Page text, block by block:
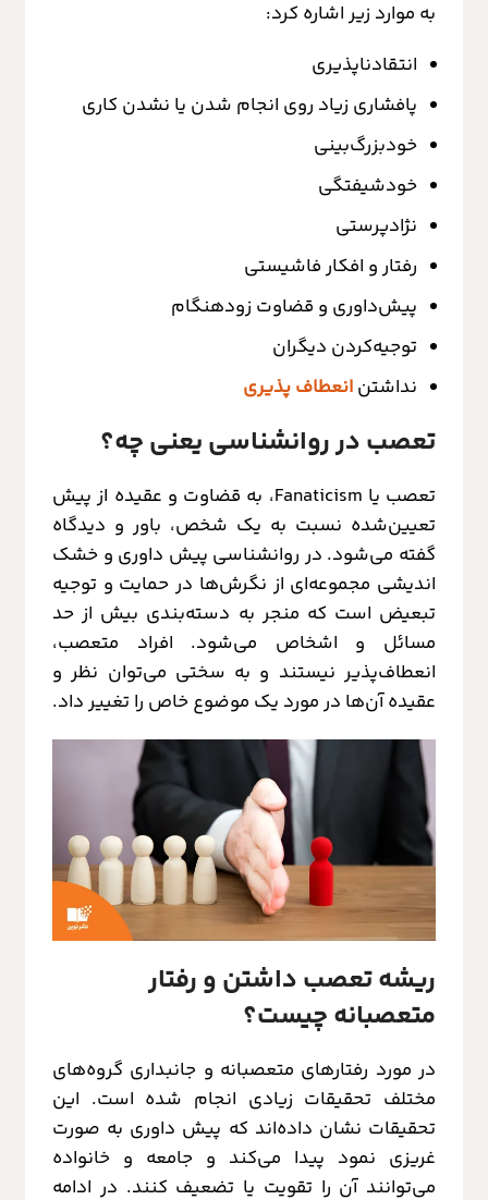
به موارد زیر اشاره کرد:
انتقادناپذیری
پافشاری زیاد روی انجام شدن یا نشدن کاری
خودبزرگ‌بینی
خودشیفتگی
نژادپرستی
رفتار و افکار فاشیستی
پیش‌داوری و قضاوت زودهنگام
توجیه‌کردن دیگران
نداشتنانعطاف پذیری
تعصب در روانشناسی یعنی چه؟
تعصب یا Fanaticism، به قضاوت و عقیده از پیش
تعیین‌شده‌ نسبت به یک شخص، باور و دیدگاه
گفته می‌شود. در روانشناسی پیش داوری و خشک
اندیشی مجموعه‌ای از نگرش‌ها در حمایت و توجیه
تبعیض است که منجر به دسته‌بندی بیش از حد
مسائل و اشخاص می‌شود. افراد متعصب،
انعطاف‌پذیر نیستند و به سختی می‌توان نظر و
عقیده آن‌ها در مورد یک موضوع خاص را تغییر داد.
ریشه تعصب داشتن و رفتار
متعصبانه چیست؟
در مورد رفتارهای متعصبانه و جانبداری گروه‌های
مختلف تحقیقات زیادی انجام شده است. این
تحقیقات نشان داده‌اند که پیش داوری به صورت
غریزی نمود پیدا می‌کند و جامعه و خانواده
می‌توانند آن را تقویت یا تضعیف کنند. در ادامه